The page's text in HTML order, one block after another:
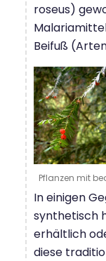
roseus)
Beifuß
Pflanzen mit
In einigen
synthetisch
erhältlich
diese